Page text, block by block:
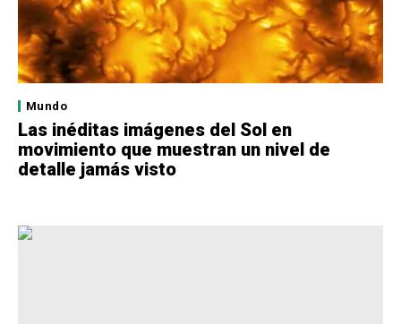
Mundo
Las inéditas imágenes del Sol en
movimiento que muestran un nivel de
detalle jamás visto